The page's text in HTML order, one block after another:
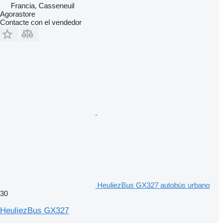
Francia, Casseneuil
Agorastore
Contacte con el vendedor
HeuliezBus GX327 autobús urbano
30
HeuliezBus GX327